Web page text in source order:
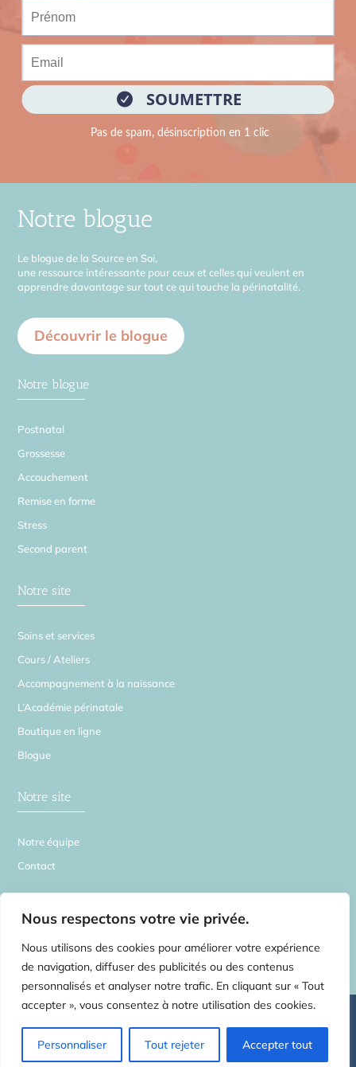
Nous respectons votre vie privée.
Nous utilisons des cookies pour améliorer votre expérience
de navigation, diffuser des publicités ou des contenus
personnalisés et analyser notre trafic. En cliquant sur « Tout
accepter », vous consentez à notre utilisation des cookies.
Personnaliser Tout rejeter Accepter tout
Notre blogue
Le blogue de la Source en Soi,
une ressource intéressante pour ceux et celles qui veulent en
apprendre davantage sur tout ce qui touche la périnatalité.
Découvrir le blogue
Notre blogue
Postnatal
Grossesse
Accouchement
Remise en forme
Stress
Second parent
Notre site
Soins et services
Cours / Ateliers
Accompagnement à la naissance
L’Académie périnatale
Boutique en ligne
Blogue
Notre site
Notre équipe
Contact
©2026 La Source en Soi – Tous droits réservés | Centre de médecines
Physiothérapie Ostéopathie Acupuncture Naturopathie Cours prénataux
méthode Bonapace | Une réalisation del’AgenceLB